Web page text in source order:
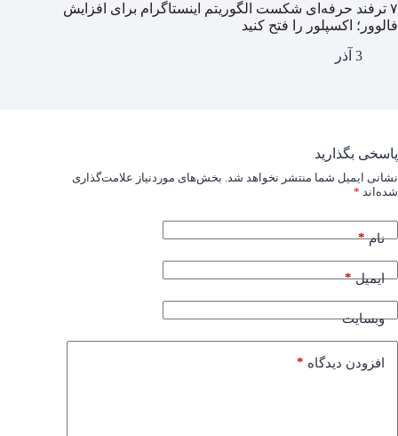
۷ ترفند حرفه‌ای شکست الگوریتم اینستاگرام برای افزایش
فالوور؛ اکسپلور را فتح کنید
3 آذر
پاسخی بگذارید
نشانی ایمیل شما منتشر نخواهد شد. بخش‌های موردنیاز علامت‌گذاری
شده‌اند *
نام*
ایمیل*
وبسایت
افزودن دیدگاه *